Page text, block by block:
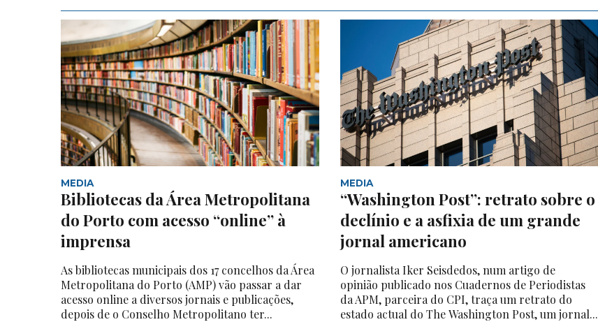
MEDIA
Bibliotecas da Área Metropolitana
do Porto com acesso “online” à
imprensa
As bibliotecas municipais dos 17 concelhos da Área
Metropolitana do Porto (AMP) vão passar a dar
acesso online a diversos jornais e publicações,
depois de o Conselho Metropolitano ter...
MEDIA
“Washington Post”: retrato sobre o
declínio e a asfixia de um grande
jornal americano
O jornalista Iker Seisdedos, num artigo de
opinião publicado nos Cuadernos de Periodistas
da APM, parceira do CPI, traça um retrato do
estado actual do The Washington Post, um jornal...